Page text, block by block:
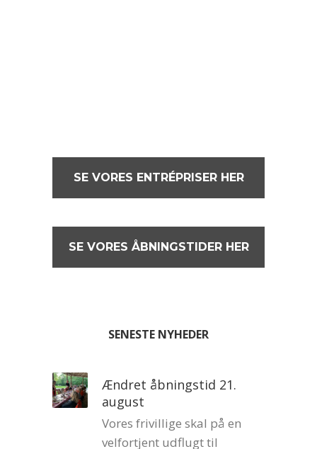
SE VORES ENTRÉPRISER HER
SE VORES ÅBNINGSTIDER HER
SENESTE NYHEDER
Ændret åbningstid 21.
august
Vores frivillige skal på en
velfortjent udflugt til